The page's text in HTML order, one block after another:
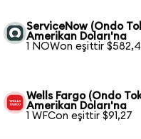
ServiceNow (Ondo
Amerikan Doları'na
1 NOWon eşittir
Wells Fargo (Ondo
Amerikan Doları'na
1 WFCon eşittir $91,27